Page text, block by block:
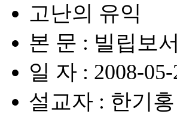
고난의 유익
본 문 : 빌립보
일 자 : 2008-05-
설교자 : 한기